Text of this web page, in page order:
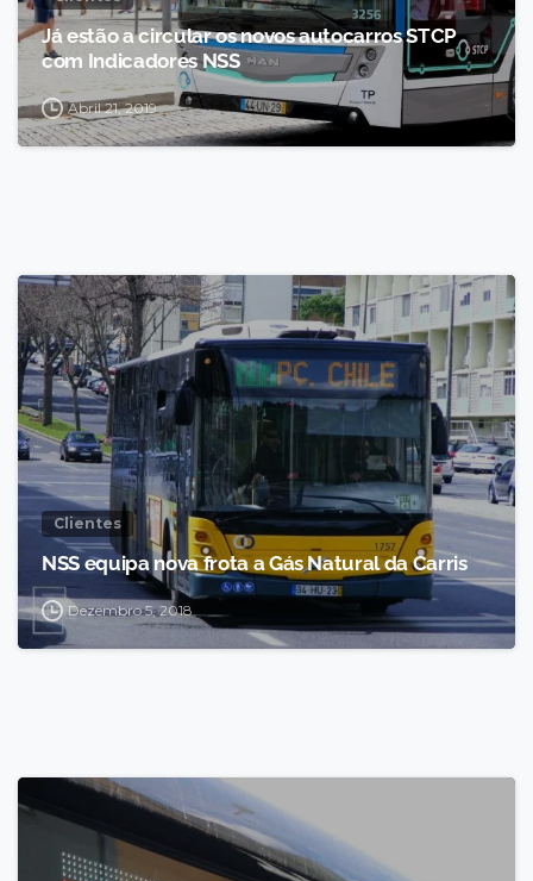
Já estão a circular os novos autocarros STCP
com Indicadores NSS
Abril 21, 2019
Clientes
NSS equipa nova frota a Gás Natural da Carris
Dezembro 5, 2018